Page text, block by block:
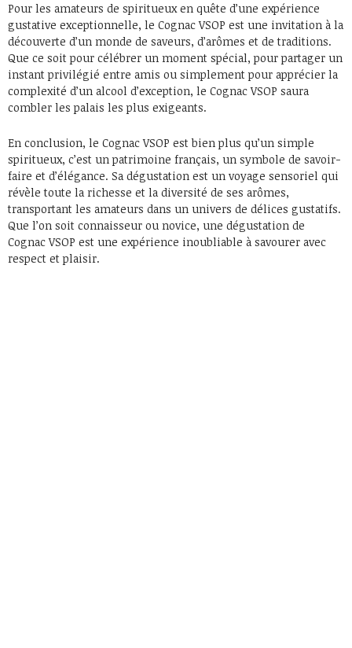
Pour les amateurs de spiritueux en quête d’une expérience
gustative exceptionnelle, le Cognac VSOP est une invitation à la
découverte d’un monde de saveurs, d’arômes et de traditions.
Que ce soit pour célébrer un moment spécial, pour partager un
instant privilégié entre amis ou simplement pour apprécier la
complexité d’un alcool d’exception, le Cognac VSOP saura
combler les palais les plus exigeants.
En conclusion, le Cognac VSOP est bien plus qu’un simple
spiritueux, c’est un patrimoine français, un symbole de savoir-
faire et d’élégance. Sa dégustation est un voyage sensoriel qui
révèle toute la richesse et la diversité de ses arômes,
transportant les amateurs dans un univers de délices gustatifs.
Que l’on soit connaisseur ou novice, une dégustation de
Cognac VSOP est une expérience inoubliable à savourer avec
respect et plaisir.